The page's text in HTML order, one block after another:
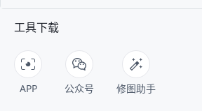
工具下载
APP 公众号 修图助手